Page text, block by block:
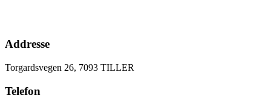
Addresse
Torgardsvegen 26, 7093 TILLER
Telefon